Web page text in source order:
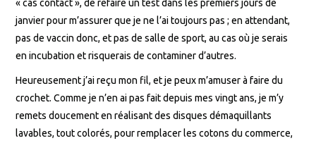
« cas contact », de refaire un test dans les premiers jours de
janvier pour m’assurer que je ne l’ai toujours pas ; en attendant,
pas de vaccin donc, et pas de salle de sport, au cas où je serais
en incubation et risquerais de contaminer d’autres.
Heureusement j’ai reçu mon fil, et je peux m’amuser à faire du
crochet. Comme je n’en ai pas fait depuis mes vingt ans, je m’y
remets doucement en réalisant des disques démaquillants
lavables, tout colorés, pour remplacer les cotons du commerce,